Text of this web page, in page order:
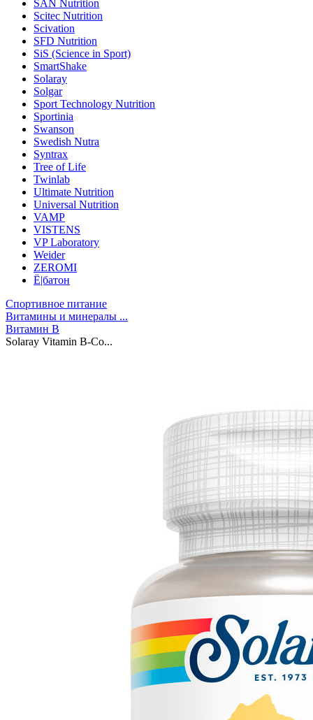
SAN Nutrition
Scitec Nutrition
Scivation
SFD Nutrition
SiS (Science in Sport)
SmartShake
Solaray
Solgar
Sport Technology Nutrition
Sportinia
Swanson
Swedish Nutra
Syntrax
Tree of Life
Twinlab
Ultimate Nutrition
Universal Nutrition
VAMP
VISTENS
VP Laboratory
Weider
ZEROMI
Ё|батон
Спортивное питание
Витамины и минералы ...
Витамин B
Solaray Vitamin B-Co...